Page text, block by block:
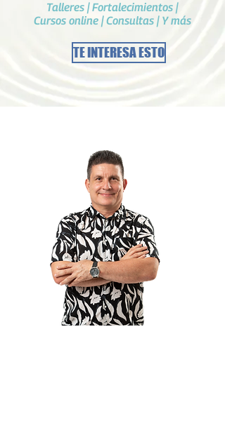
Talleres | Fortalecimientos |
Cursos online | Consultas | Y más
TE INTERESA ESTO